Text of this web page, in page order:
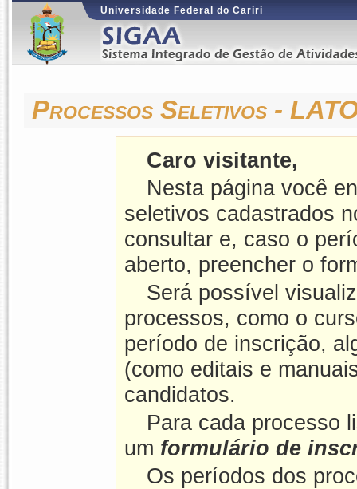
Universidade Federal do Cariri
Processos Seletivos -
Caro visitante,
Nesta página você
seletivos cadastrados
consultar e, caso o
aberto, preencher o
Será possível
processos, como o
período de inscrição,
(como editais e
candidatos.
Para cada processo
um formulário de
Os períodos dos